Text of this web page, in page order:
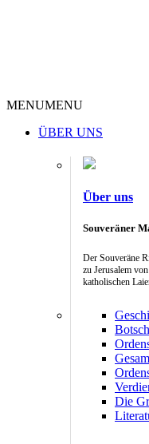
MENUMENU
ÜBER UNS
Über uns
Souveräner
Der Souveräne
zu Jerusalem
katholischen
Die